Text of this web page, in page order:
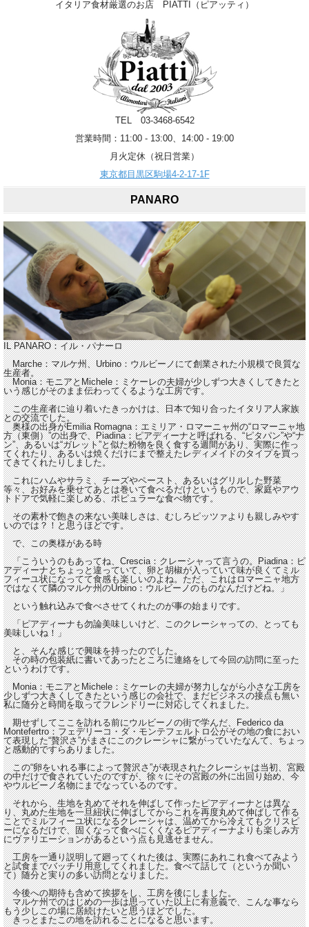
イタリア食材厳選のお店 PIATTI（ピアッティ）
TEL 03-3468-6542
営業時間：11:00 - 13:00、14:00 - 19:00
月火定休（祝日営業）
東京都目黒区駒場4-2-17-1F
PANARO
IL PANARO：イル・パナーロ
Marche：マルケ州、Urbino：ウルビーノにて創業された小規模で良質な
生産者。
Monia：モニアとMichele：ミケーレの夫婦が少しずつ大きくしてきたと
いう感じがそのまま伝わってくるような工房です。
この生産者に辿り着いたきっかけは、日本で知り合ったイタリア人家族
との交流でした。
奥様の出身がEmilia Romagna：エミリア・ロマーニャ州の“ロマーニャ地
方（東側）”の出身で、Piadina：ピアディーナと呼ばれる、“ピタパン”や“ナ
ン”、あるいは“ガレット”と似た粉物を良く食する週間があり、実際に作っ
てくれたり、あるいは焼くだけにまで整えたレディメイドのタイプを買っ
てきてくれたりしました。
これにハムやサラミ、チーズやペースト、あるいはグリルした野菜
等々、お好みを乗せてあとは巻いて食べるだけというもので、家庭やアウ
トドアで気軽に楽しめる、ポピュラーな食べ物です。
その素朴で飽きの来ない美味しさは、むしろピッツァよりも親しみやす
いのでは？！と思うほどです。
で、この奥様がある時
「こういうのもあってね、Crescia：クレーシャって言うの。Piadina：ピ
アディーナとちょっと違っていて、卵と胡椒が入っていて味が良くてミル
フィーユ状になってて食感も楽しいのよね。ただ、これはロマーニャ地方
ではなくて隣のマルケ州のUrbino：ウルビーノのものなんだけどね。」
という触れ込みで食べさせてくれたのが事の始まりです。
「ピアディーナも勿論美味しいけど、このクレーシャっての、とっても
美味しいね！」
と、そんな感じで興味を持ったのでした。
その時の包装紙に書いてあったところに連絡をして今回の訪問に至った
というわけです。
Monia：モニアとMichele：ミケーレの夫婦が努力しながら小さな工房を
少しずつ大きくしてきたという感じの会社で、まだビジネスの接点も無い
私に随分と時間を取ってフレンドリーに対応してくれました。
期せずしてここを訪れる前にウルビーノの街で学んだ、Federico da
Montefertro：フェデリーコ・ダ・モンテフェルトロ公がその地の食におい
て表現した“贅沢さ”がまさにこのクレーシャに繋がっていたなんて、ちょっ
と感動的ですらありました。
この“卵をいれる事によって贅沢さ”が表現されたクレーシャは当初、宮殿
の中だけで食されていたのですが、徐々にその宮殿の外に出回り始め、今
やウルビーノ名物にまでなっているのです。
それから、生地を丸めてそれを伸ばして作ったピアディーナとは異な
り、丸めた生地を一旦紐状に伸ばしてからこれを再度丸めて伸ばして作る
ことでミルフィーユ状になるクレーシャは、温めてから冷えてもクリスピ
ーになるだけで、固くなって食べにくくなるピアディーナよりも楽しみ方
にヴァリエーションがあるという点も見逃せません。
工房を一通り説明して廻ってくれた後は、実際にあれこれ食べてみよう
と試食までバッチリ用意してくれました。食べて話して（というか聞い
て）随分と実りの多い訪問となりました。
今後への期待も含めて挨拶をし、工房を後にしました。
マルケ州でのはじめの一歩は思っていた以上に有意義で、こんな事なら
もう少しこの場に居続けたいと思うほどでした。
きっとまたこの地を訪れることになると思います。